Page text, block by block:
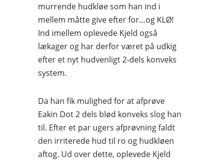
murrende hudkløe som han ind i
mellem måtte give efter for…og KLØ!
Ind imellem oplevede Kjeld også
lækager og har derfor været på udkig
efter et nyt hudvenligt 2-dels konveks
system.
Da han fik mulighed for at afprøve
Eakin Dot 2 dels blød konveks slog han
til. Efter et par ugers afprøvning faldt
den irriterede hud til ro og hudkløen
aftog. Ud over dette, oplevede Kjeld